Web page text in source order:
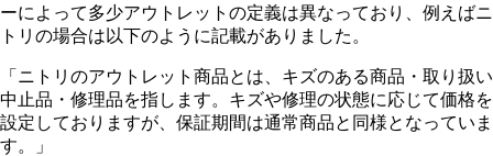
ーによって多少アウトレットの定義は異なっており、例えばニ
トリの場合は以下のように記載がありました。
「ニトリのアウトレット商品とは、キズのある商品・取り扱い
中止品・修理品を指します。キズや修理の状態に応じて価格を
設定しておりますが、保証期間は通常商品と同様となっていま
す。」